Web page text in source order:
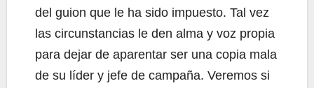
del guion que le ha sido impuesto. Tal vez
las circunstancias le den alma y voz propia
para dejar de aparentar ser una copia mala
de su líder y jefe de campaña. Veremos si